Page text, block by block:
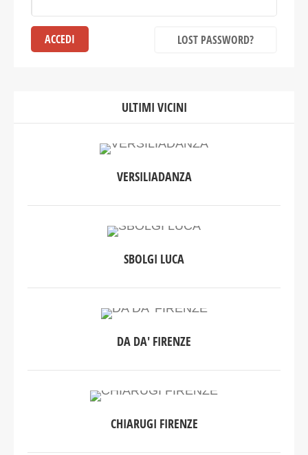
LOST PASSWORD?
ULTIMI VICINI
VERSILIADANZA
SBOLGI LUCA
DA DA' FIRENZE
CHIARUGI FIRENZE